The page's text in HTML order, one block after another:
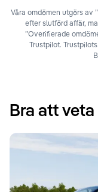
Våra omdömen utgörs av
efter slutförd affär,
”Overifierade
Trustpilot.
Bra att veta